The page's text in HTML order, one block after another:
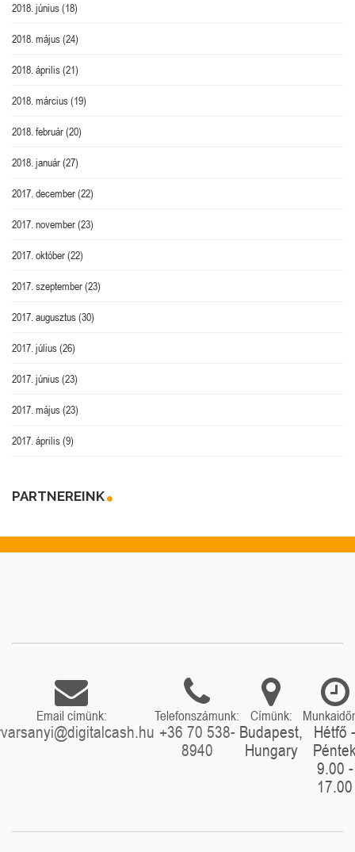
2018. június(18)
2018. május(24)
2018. április(21)
2018. március(19)
2018. február(20)
2018. január(27)
2017. december(22)
2017. november(23)
2017. október(22)
2017. szeptember(23)
2017. augusztus(30)
2017. július(26)
2017. június(23)
2017. május(23)
2017. április(9)
PARTNEREINK
Email címünk: Telefonszámunk:
+36 70 538-
8940
Címünk:
Budapest,
Hungary
Hétfő -
9.00 -
17.00